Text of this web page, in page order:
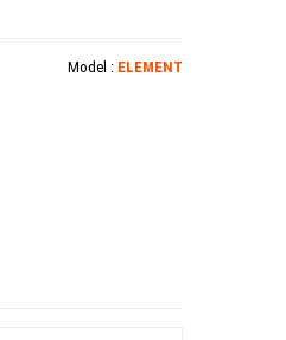
Model : ELEMENT